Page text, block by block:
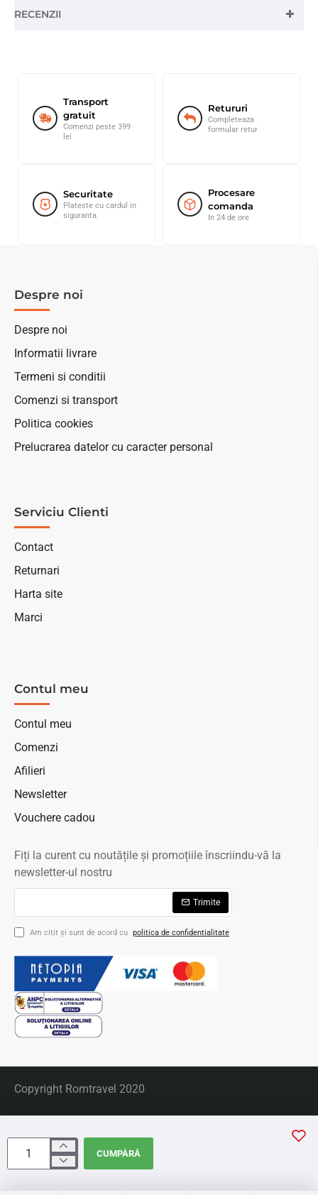
CUMPĂRĂ
RECENZII
Transport
gratuit
Comenzi peste 399
lei
Retururi
Completeaza
formular retur
Securitate
Plateste cu cardul in
siguranta.
Procesare
comanda
In 24 de ore
Despre noi
Despre noi
Informatii livrare
Termeni si conditii
Comenzi si transport
Politica cookies
Prelucrarea datelor cu caracter personal
Serviciu Clienti
Contact
Returnari
Harta site
Marci
Contul meu
Contul meu
Comenzi
Afilieri
Newsletter
Vouchere cadou
Fiți la curent cu noutățile și promoțiile înscriindu-vă la
newsletter-ul nostru
Trimite
Am citit şi sunt de acord cu politica de confidentialitate
Copyright Romtravel 2020